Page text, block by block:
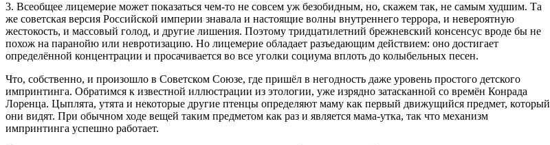
3. Всеобщее лицемерие может показаться чем‑то не совсем уж безобидным, но, скажем так, не самым худшим. Та
же советская версия Российской империи знавала и настоящие волны внутреннего террора, и невероятную
жестокость, и массовый голод, и другие лишения. Поэтому тридцатилетний брежневский консенсус вроде бы не
похож на паранойю или невротизацию. Но лицемерие обладает разъедающим действием: оно достигает
определённой концентрации и просачивается во все уголки социума вплоть до колыбельных песен.
Что, собственно, и произошло в Советском Союзе, где пришёл в негодность даже уровень простого детского
импринтинга. Обратимся к известной иллюстрации из этологии, уже изрядно затасканной со времён Конрада
Лоренца. Цыплята, утята и некоторые другие птенцы определяют маму как первый движущийся предмет, который
они видят. При обычном ходе вещей таким предметом как раз и является мама-утка, так что механизм
импринтинга успешно работает.